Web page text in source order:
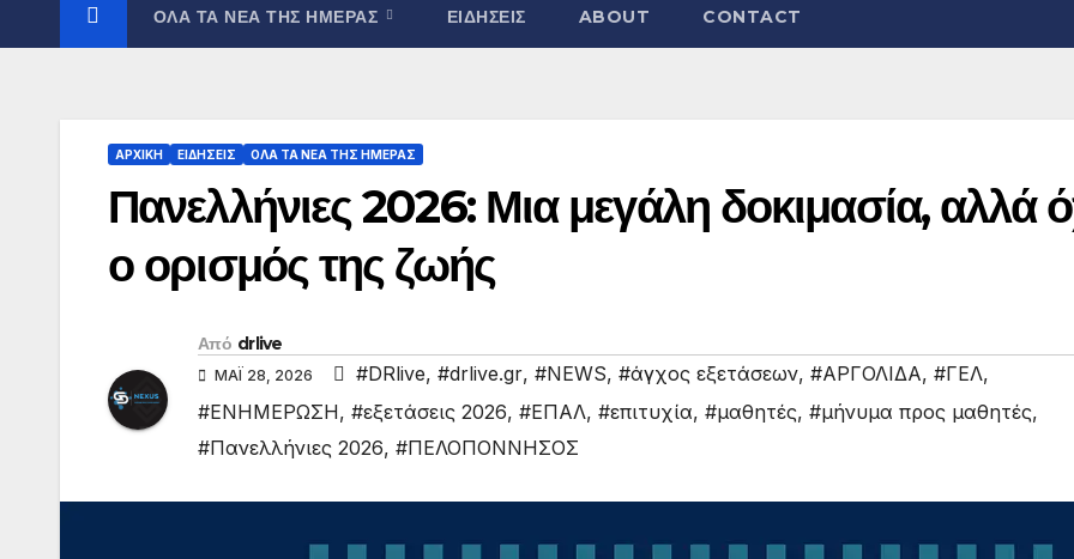
ΟΛΑ ΤΑ ΝΕΑ ΤΗΣ ΗΜΕΡΑΣ ΕΙΔΗΣΕΙΣ ABOUT CONTACT
ΑΡΧΙΚΗ ΕΙΔΗΣΕΙΣ ΟΛΑ ΤΑ ΝΕΑ ΤΗΣ ΗΜΕΡΑΣ
Πανελλήνιες 2026: Μια μεγάλη δοκιμασία, αλλά
ο ορισμός της ζωής
Από drlive
ΜΆΙ 28, 2026 #DRlive, #drlive.gr, #NEWS, #άγχος εξετάσεων, #ΑΡΓΟΛΙΔΑ, #ΓΕΛ,
#ΕΝΗΜΕΡΩΣΗ, #εξετάσεις 2026, #ΕΠΑΛ, #επιτυχία, #μαθητές, #μήνυμα προς μαθητές,
#Πανελλήνιες 2026, #ΠΕΛΟΠΟΝΝΗΣΟΣ